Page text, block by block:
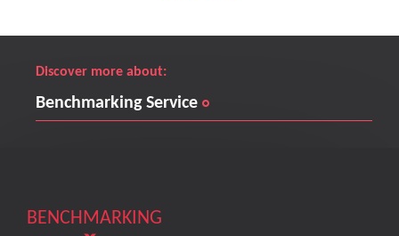
Discover more about:
Benchmarking Service
BENCHMARKING